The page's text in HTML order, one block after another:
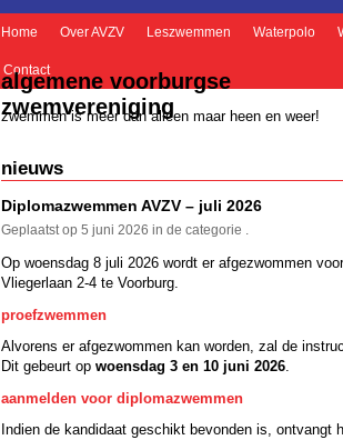
Home Over AVZV Leszwemmen Waterpolo
Contact
algemene voorburgse
zwemvereniging
zwemmen is meer dan alleen maar heen en weer!
nieuws
Diplomazwemmen AVZV – juli 2026
Geplaatst op 5 juni 2026 in de categorie .
Op woensdag 8 juli 2026 wordt er afgezwommen
Vliegerlaan 2-4 te Voorburg.
proefzwemmen
Alvorens er afgezwommen kan worden, zal de
Dit gebeurt op woensdag 3 en 10 juni 2026.
aanmelden voor diplomazwemmen
Indien de kandidaat geschikt bevonden is,